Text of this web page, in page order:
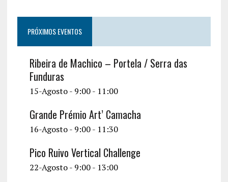
PRÓXIMOS EVENTOS
Ribeira de Machico – Portela / Serra das
Funduras
15-Agosto - 9:00- 11:00
Grande Prémio Art’ Camacha
16-Agosto - 9:00- 11:30
Pico Ruivo Vertical Challenge
22-Agosto - 9:00- 13:00